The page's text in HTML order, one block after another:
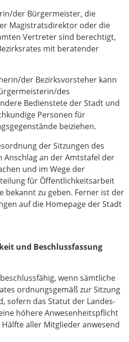
der Bürgermeister, die
Magistratsdirektor oder die
Vertreter sind berechtigt,
mit beratender
der Bezirksvorsteher kann
des
Bedienstete der Stadt und
Personen für
beiziehen.
der Sitzungen des
Anschlag an der Amtstafel der
und im Wege der
für Öffentlichkeitsarbeit
bekannt zu geben. Ferner ist der
auf die Homepage der Stadt
und Beschlussfassung
wenn sämtliche
ordnungsgemäß zur Sitzung
sofern das Statut der Landes­
höhere Anwesenheitspflicht
aller Mitglieder anwesend